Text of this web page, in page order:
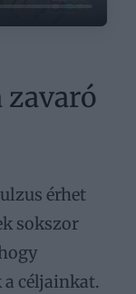
zavaró
érhet
sokszor
céljainkat.